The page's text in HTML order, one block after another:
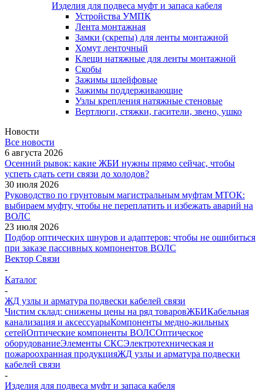
Изделия для подвеса муфт и запаса кабеля
Устройства УМПК
Лента монтажная
Замки (скрепы) для ленты монтажной
Хомут ленточный
Клещи натяжные для ленты монтажной
Скобы
Зажимы шлейфовые
Зажимы поддерживающие
Узлы крепления натяжные стеновые
Вертлюги, стяжки, гасители, звено, ушко
Новости
Все новости
6 августа 2026
Осенний рывок: какие ЖБИ нужны прямо сейчас, чтобы
успеть сдать сети связи до холодов?
30 июля 2026
Руководство по грунтовым магистральным муфтам МТОК:
выбираем муфту, чтобы не переплатить и избежать аварий на
ВОЛС
23 июля 2026
Подбор оптических шнуров и адаптеров: чтобы не ошибиться
при заказе пассивных компонентов ВОЛС
Вектор Связи
-
Каталог
-
ЖД узлы и арматура подвески кабелей связи
Чистим склад: снижены цены на ряд товаровЖБИКабельная
канализация и аксессуарыКомпоненты медно-жильных
сетейОптические компоненты ВОЛСОптическое
оборудованиеЭлементы СКСЭлектротехническая и
пожароохранная продукцияЖД узлы и арматура подвески
кабелей связи
-
Изделия для подвеса муфт и запаса кабеля